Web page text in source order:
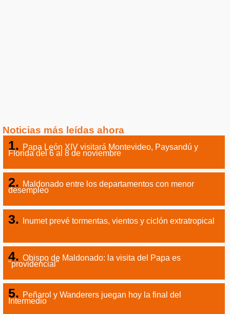
Noticias más leídas ahora
Papa León XIV visitará Montevideo, Paysandú y
Florida del 6 al 8 de noviembre
Maldonado entre los departamentos con menor
desempleo
Inumet prevé tormentas, vientos y ciclón extratropical
Obispo de Maldonado: la visita del Papa es
"providencial"
Peñarol y Wanderers juegan hoy la final del
Intermedio